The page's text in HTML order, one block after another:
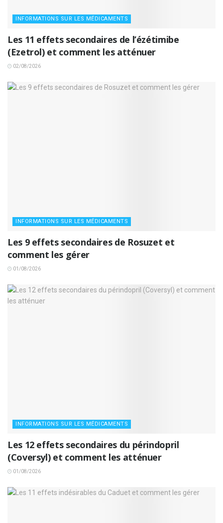
INFORMATIONS SUR LES MÉDICAMENTS
Les 11 effets secondaires de l’ézétimibe
(Ezetrol) et comment les atténuer
02/08/2026
INFORMATIONS SUR LES MÉDICAMENTS
Les 9 effets secondaires de Rosuzet et
comment les gérer
01/08/2026
INFORMATIONS SUR LES MÉDICAMENTS
Les 12 effets secondaires du périndopril
(Coversyl) et comment les atténuer
01/08/2026